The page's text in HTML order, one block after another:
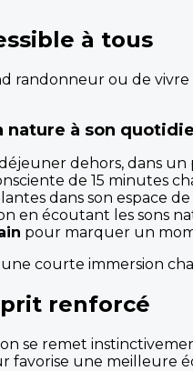
à tous
randonneur ou de
nature à son
dehors, dans un
de 15 minutes
dans son espace de
en écoutant les sons
pour marquer un
une courte immersion
renforcé
se remet
favorise une meilleure